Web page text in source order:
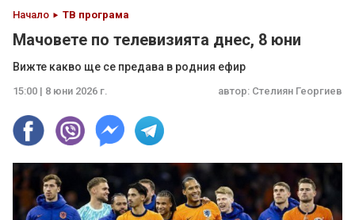
Начало ТВ програма
Мачовете по телевизията днес, 8 юни
Вижте какво ще се предава в родния ефир
15:00 | 8 юни 2026 г. автор: Стелиян Георгиев